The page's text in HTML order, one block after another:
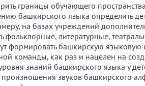
границы обучающего
башкирского языка определить
на базах учреждений
фольклорные, литературные,
формировать башкирскую языковую
команды, как раз и нацелен на
знаний башкирского языка у
звуков башкирского